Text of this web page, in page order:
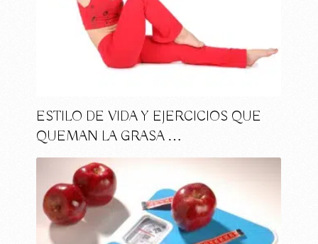
ESTILO DE VIDA Y EJERCICIOS QUE
QUEMAN LA GRASA …